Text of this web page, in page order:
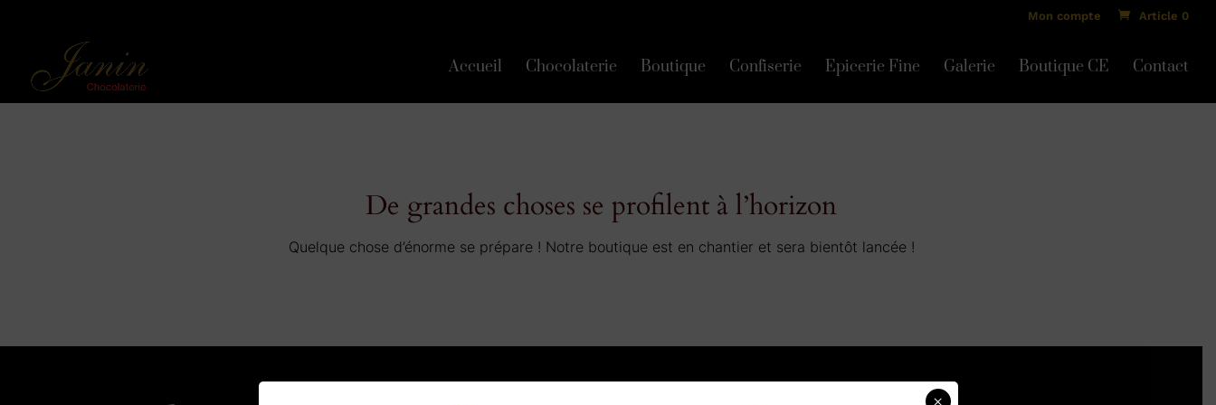
Mon compte Article 0
Accueil Chocolaterie Boutique Confiserie Epicerie Fine Galerie Boutique CE Contact
De grandes choses se profilent à l’horizon
Quelque chose d’énorme se prépare ! Notre boutique est en chantier et sera bientôt lancée !